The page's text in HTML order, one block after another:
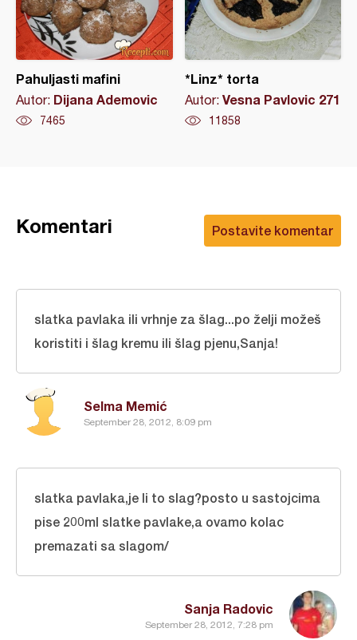
Pahuljasti mafini
Autor: Dijana Ademovic
7465
*Linz* torta
Autor: Vesna Pavlovic 271
11858
Postavite komentar
Komentari
Selma Memić
September 28, 2012, 8:09 pm
slatka pavlaka ili vrhnje za šlag...po želji možeš
koristiti i šlag kremu ili šlag pjenu,Sanja!
Sanja Radovic
September 28, 2012, 7:28 pm
slatka pavlaka,je li to slag?posto u sastojcima
pise 200ml slatke pavlake,a ovamo kolac
premazati sa slagom/